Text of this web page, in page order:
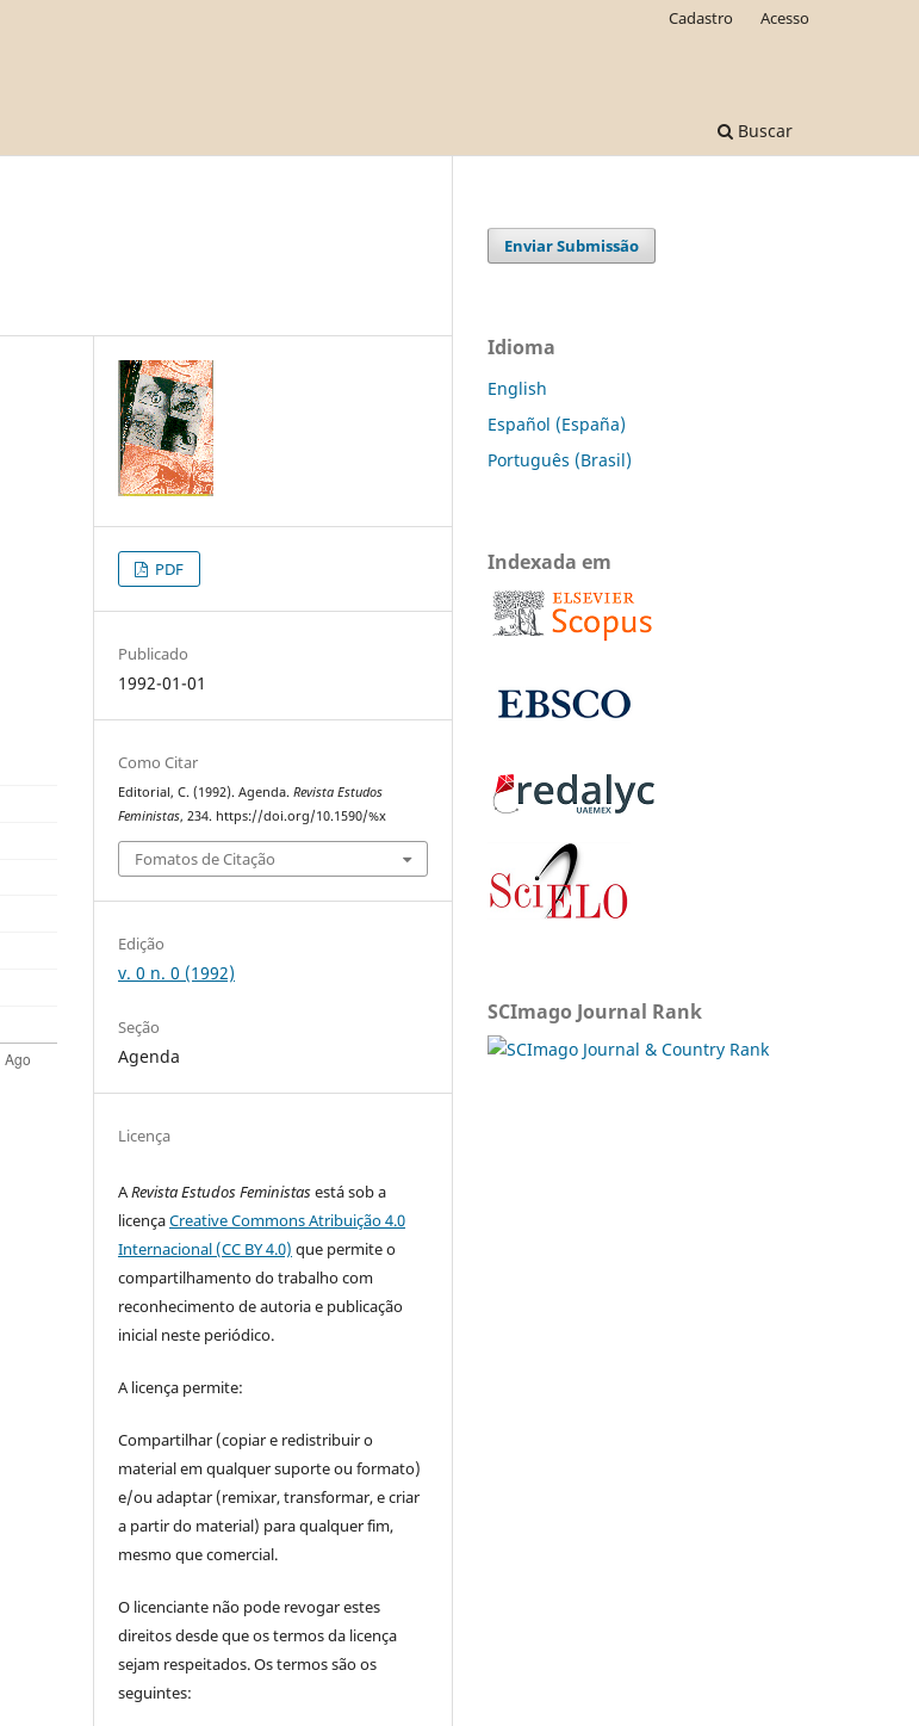
Buscar
Cadastro Acesso
PDF
Publicado
1992-01-01
Como Citar
Editorial, C. (1992). Agenda.Revista Estudos
Feministas, 234. https://doi.org/10.1590/%x
Fomatos de Citação
Edição
v. 0 n. 0 (1992)
Seção
Agenda
Licença
ARevista Estudos Feministasestá sob a
licençaCreative Commons Atribuição 4.0
Internacional (CC BY 4.0) que permite o
compartilhamento do trabalho com
reconhecimento de autoria e publicação
inicial neste periódico.
A licença permite:
Compartilhar (copiar e redistribuir o
material em qualquer suporte ou formato)
e/ou adaptar (remixar, transformar, e criar
a partir do material) para qualquer fim,
mesmo que comercial.
O licenciante não pode revogar estes
direitos desde que os termos da licença
sejam respeitados. Os termos são os
seguintes:
Enviar Submissão
Idioma
English
Español (España)
Português (Brasil)
Indexada em
SCImago Journal Rank